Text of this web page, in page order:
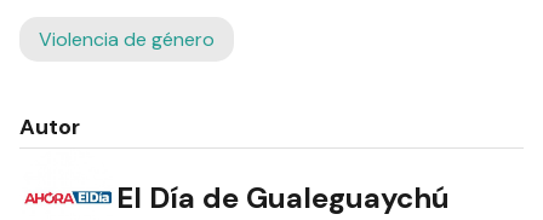
Violencia de género
Autor
El Día de Gualeguaychú